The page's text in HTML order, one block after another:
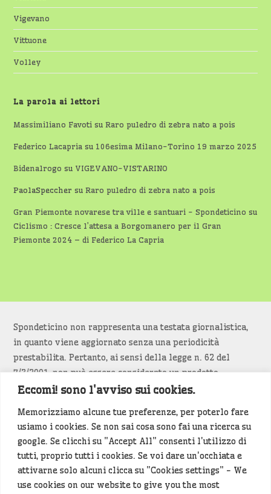
Eccomi! sono l'avviso sui cookies.
Memorizziamo alcune tue preferenze, per poterlo fare
usiamo i cookies. Se non sai cosa sono fai una ricerca su
google. Se clicchi su "Accept All" consenti l'utilizzo di
tutti, proprio tutti i cookies. Se voi dare un'occhiata e
attivarne solo alcuni clicca su "Cookies settings" - We
use cookies on our website to give you the most
Vigevano
Vittuone
Volley
La parola ai lettori
Massimiliano Favoti suRaro puledro di zebra nato a pois
Federico Lacapria su 106esima Milano-Torino 19 marzo 2025
Bidenalrogo su VIGEVANO-VISTARINO
PaolaSpeccher suRaro puledro di zebra nato a pois
Gran Piemonte novarese tra ville e santuari - Spondeticino su
Ciclismo : Cresce l’attesa a Borgomanero per il Gran
Piemonte 2024 – di Federico La Capria
Spondeticino non rappresenta una testata giornalistica,
in quanto viene aggiornato senza una periodicità
prestabilita. Pertanto, ai sensi della legge n. 62 del
7/3/2001, non può essere considerato un prodotto
editoriale.
Siamo attenti a non violare copyright e diritti
d’immagine. Se un contenuto è di tua proprietà e vuoi
richiederne la rimozionediccelo(<- clicca per inviarci un
messaggio).
Alcuni articoli sono generati in bozza rielaborando, con